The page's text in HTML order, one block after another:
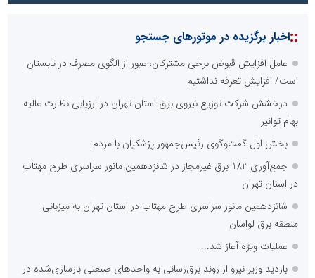
::اخبار برگزیده در موتورهای جستجو
عامل افزایش قبوض برخی مشترکان، عبور از الگوی مصرف در تابستان
است/ افزایش تعرفه نداشتیم
درخشش شرکت توزیع نیروی برق استان تهران در ارزیابی نظارت عالیه
بهام توانیر
بخش اول گفت‌وگوی رئیس‌جمهور پزشکیان با مردم
جمع‌آوری 183 برق غیرمجاز در شانزدهمین مانور سراسری طرح مهتاب
در استان تهران
شانزدهمین مانور سراسری طرح مهتاب در استان تهران به میزبانی
منطقه برق لواسان
عملیات ویژه آغاز شد...
بازدید وزیر نیرو از روند برق‌رسانی به واحدهای صنعتی بازسازی‌شده در